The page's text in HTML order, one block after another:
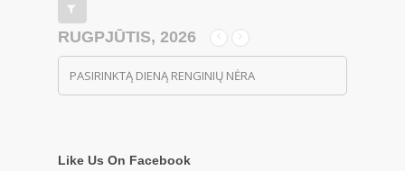
RUGPJŪTIS, 2026
PASIRINKTĄ DIENĄ RENGINIŲ NĖRA
Like Us On Facebook